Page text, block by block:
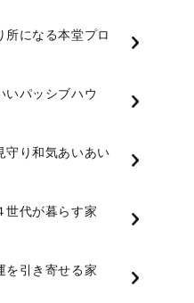
所になる本堂プロ
いパッシブハウ
守り和気あいあい
世代が暮らす家
を引き寄せる家